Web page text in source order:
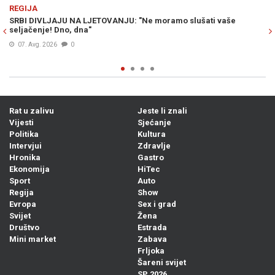
vaše
OTVORENO, IZ SRBIJE: Nakon dolaska Volodimira
uslijedio je bolan udarac radikalnom krilu Vučićeve
Rat u zalivu
Vijesti
Politika
Intervjui
Hronika
Ekonomija
Sport
Regija
Evropa
Svijet
Društvo
Mini market
Jeste li znali
Sjećanje
Kultura
Zdravlje
Gastro
HiTec
Auto
Show
Sex i grad
Žena
Estrada
Zabava
Frljoka
Šareni svijet